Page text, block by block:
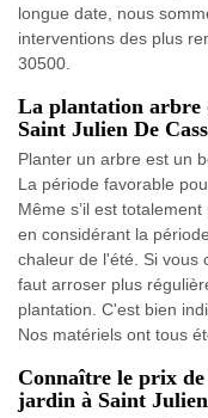
longue date, nous
interventions des plus
30500.
La plantation arbre
Saint Julien De
Planter un arbre est un
La période favorable
Même s’il est
en considérant la
chaleur de l'été. Si vous
faut arroser plus
plantation. C'est bien
Nos matériels ont tous
Connaître le prix
jardin à Saint Julien